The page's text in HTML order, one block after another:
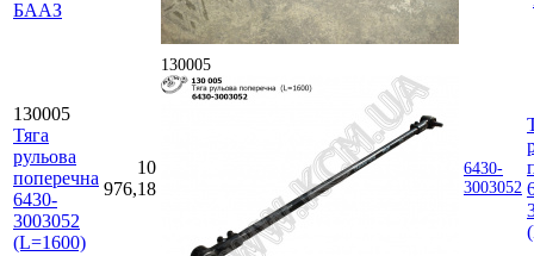
БААЗ
130005
Тяга
рульова
поперечна
6430-
3003052
(L=1600)
10
976,18
130005
6430-
3003052